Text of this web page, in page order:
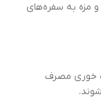
مزه به سفره‌های
خوری مصرف